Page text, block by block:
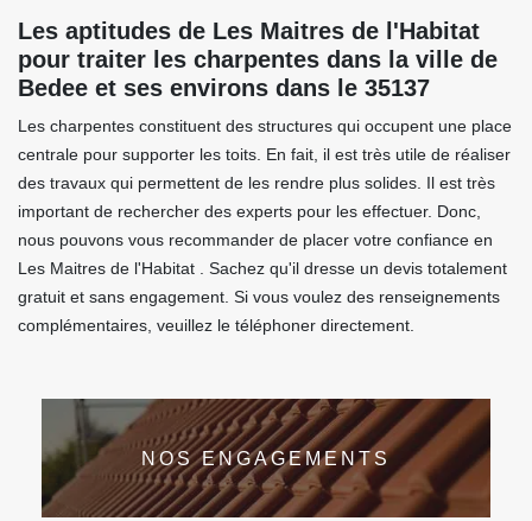
Les aptitudes de Les Maitres de l'Habitat
pour traiter les charpentes dans la ville de
Bedee et ses environs dans le 35137
Les charpentes constituent des structures qui occupent une place
centrale pour supporter les toits. En fait, il est très utile de réaliser
des travaux qui permettent de les rendre plus solides. Il est très
important de rechercher des experts pour les effectuer. Donc,
nous pouvons vous recommander de placer votre confiance en
Les Maitres de l'Habitat . Sachez qu'il dresse un devis totalement
gratuit et sans engagement. Si vous voulez des renseignements
complémentaires, veuillez le téléphoner directement.
NOS ENGAGEMENTS